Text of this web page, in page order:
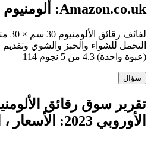
Amazon.co.uk: ألومنيوم شديد التحمل
التحمل للشواء والخبز والشوي
(عبوة واحدة) 4.3 من 5 نجوم 114
سؤال
تقرير سوق رقائق
الأوروبي 2023: الأسعار ، الحجم ، التوقعات ،